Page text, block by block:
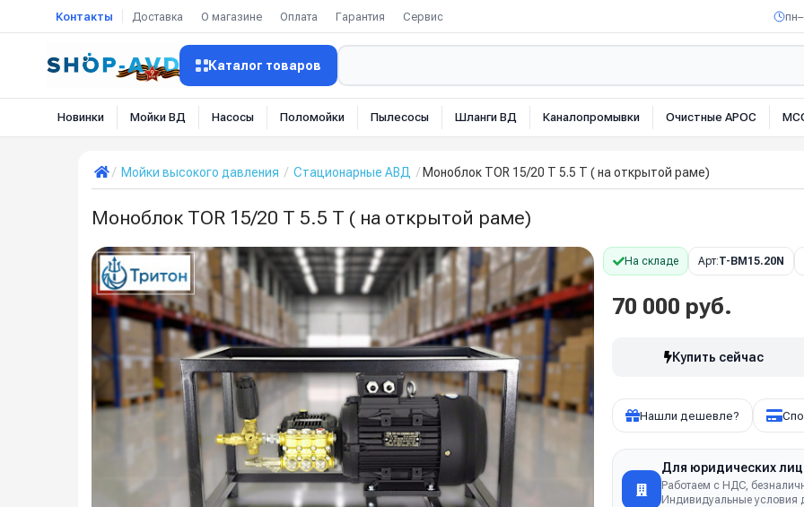
Контакты Доставка О магазине Оплата Гарантия Сервис
Каталог товаров
Новинки Мойки ВД Насосы Поломойки Пылесосы Шланги ВД Каналопромывки Очистные АРОС
Мойки высокого давления Стационарные АВД Моноблок TOR 15/20 T 5.5 T ( на открытой раме)
Моноблок TOR 15/20 T 5.5 T ( на открытой раме)
На складе Арт:T-BM15.20N
70 000 руб.
Купить сейчас
Нашли дешевле?
Для юридических лиц
Работаем с НДС,
Индивидуальные условия